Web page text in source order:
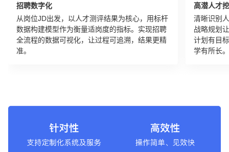
招聘数字化
从岗位JD出发，以人才测评结果为核心，用标杆
数据构建模型作为衡量适岗度的指标。实现招聘
全流程的数据可视化，让过程可追溯，结果更精
准。
高潜人才
清晰识别
战略规划
计划有目
学有所长。